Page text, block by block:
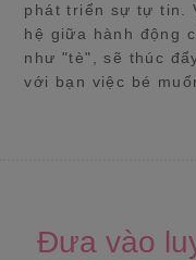
phát triển sự tự tin.
hệ giữa hành động
như "tè", sẽ thúc
với bạn việc bé
Đưa vào